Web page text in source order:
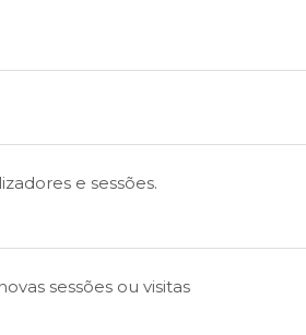
e sessões.
sessões ou visitas